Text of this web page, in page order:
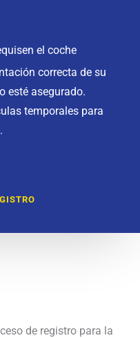
el coche
correcta de su
esté asegurado.
temporales para
de registro para la